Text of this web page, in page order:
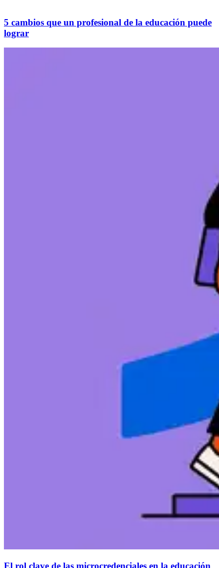
5 cambios que un profesional de la educación puede
lograr
El rol clave de las microcredenciales en la educación